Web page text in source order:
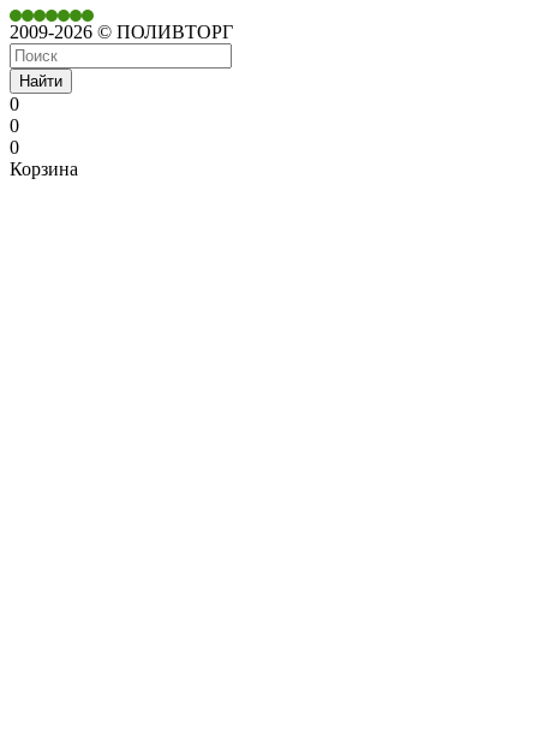
2009-2026 © ПОЛИВТОРГ
Найти
0
0
0
Корзина